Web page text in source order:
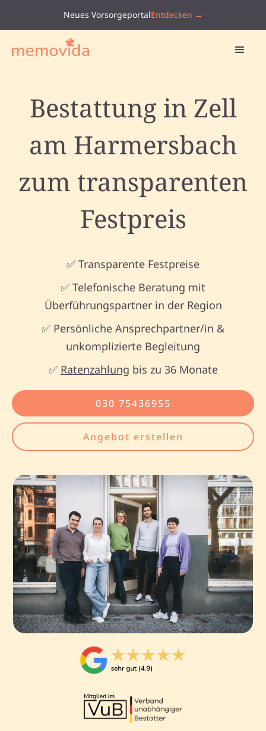
Neues VorsorgeportalEntdecken →
Bestattung in Zell
am Harmersbach
zum transparenten
Festpreis
✅ Transparente Festpreise
✅ Telefonische Beratung mit
Überführungspartner in der Region
✅ Persönliche Ansprechpartner/in &
unkomplizierte Begleitung
✅ Ratenzahlung bis zu 36 Monate
030 75436955
Angebot erstellen